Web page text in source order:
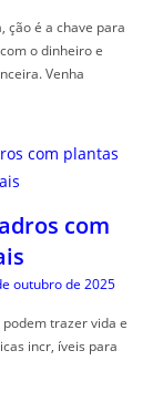
ção é a chave para
o dinheiro e
Venha
com
outubro de 2025
trazer vida e
incr, íveis para